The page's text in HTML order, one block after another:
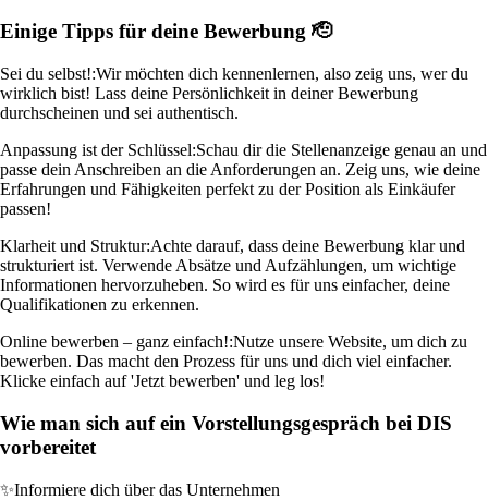
Einige Tipps für deine Bewerbung 🫡
Sei du selbst!:Wir möchten dich kennenlernen, also zeig uns, wer du
wirklich bist! Lass deine Persönlichkeit in deiner Bewerbung
durchscheinen und sei authentisch.
Anpassung ist der Schlüssel:Schau dir die Stellenanzeige genau an und
passe dein Anschreiben an die Anforderungen an. Zeig uns, wie deine
Erfahrungen und Fähigkeiten perfekt zu der Position als Einkäufer
passen!
Klarheit und Struktur:Achte darauf, dass deine Bewerbung klar und
strukturiert ist. Verwende Absätze und Aufzählungen, um wichtige
Informationen hervorzuheben. So wird es für uns einfacher, deine
Qualifikationen zu erkennen.
Online bewerben – ganz einfach!:Nutze unsere Website, um dich zu
bewerben. Das macht den Prozess für uns und dich viel einfacher.
Klicke einfach auf 'Jetzt bewerben' und leg los!
Wie man sich auf ein Vorstellungsgespräch bei DIS
vorbereitet
✨Informiere dich über das Unternehmen